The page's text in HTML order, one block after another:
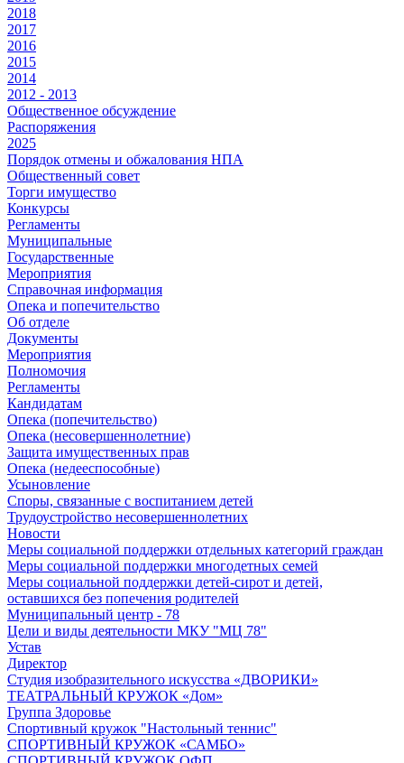
2018
2017
2016
2015
2014
2012 - 2013
Общественное обсуждение
Распоряжения
2025
Порядок отмены и обжалования НПА
Общественный совет
Торги имущество
Конкурсы
Регламенты
Муниципальные
Государственные
Мероприятия
Справочная информация
Опека и попечительство
Об отделе
Документы
Мероприятия
Полномочия
Регламенты
Кандидатам
Опека (попечительство)
Опека (несовершеннолетние)
Защита имущественных прав
Опека (недееспособные)
Усыновление
Споры, связанные с воспитанием детей
Трудоустройство несовершеннолетних
Новости
Меры социальной поддержки отдельных категорий граждан
Меры социальной поддержки многодетных семей
Меры социальной поддержки детей-сирот и детей,
оставшихся без попечения родителей
Муниципальный центр - 78
Цели и виды деятельности МКУ "МЦ 78"
Устав
Директор
Студия изобразительного искусства «ДВОРИКИ»
ТЕАТРАЛЬНЫЙ КРУЖОК «Дом»
Группа Здоровье
Спортивный кружок "Настольный теннис"
СПОРТИВНЫЙ КРУЖОК «САМБО»